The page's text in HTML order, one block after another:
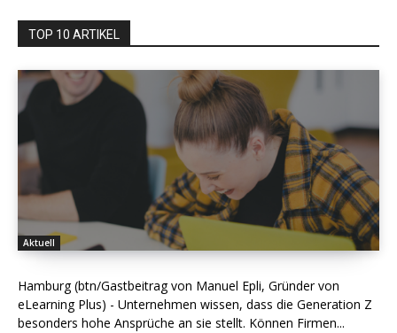
TOP 10 ARTIKEL
Aktuell
Hamburg (btn/Gastbeitrag von Manuel Epli, Gründer von
eLearning Plus) - Unternehmen wissen, dass die Generation Z
besonders hohe Ansprüche an sie stellt. Können Firmen...